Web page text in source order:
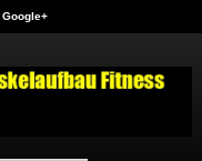
Google+